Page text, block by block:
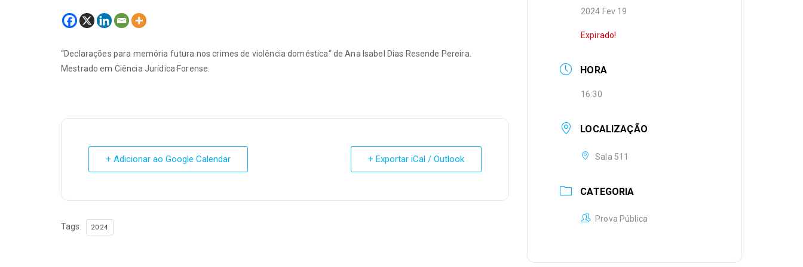
“Declarações para memória futura nos crimes de violência doméstica“ de Ana Isabel Dias Resende Pereira.
Mestrado em Ciência Jurídica Forense.
+ Adicionar ao Google Calendar + Exportar iCal / Outlook
Tags: 2024
2024 Fev 19
Expirado!
HORA
16:30
LOCALIZAÇÃO
Sala 511
CATEGORIA
Prova Pública